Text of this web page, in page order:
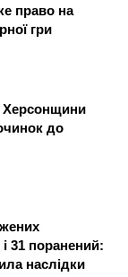
право на
гри
Херсонщини
до
і 31 поранений:
наслідки